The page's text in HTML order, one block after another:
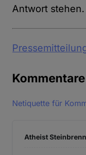
Antwort stehen.
Kommentare
Netiquette für
Atheist